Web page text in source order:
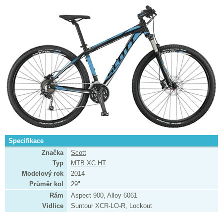
Specifikace
Značka
Scott
Typ
MTB XC HT
Modelový rok
2014
Průměr kol
29"
Rám
Aspect 900, Alloy 6061
Vidlice
Suntour XCR-LO-R, Lockout